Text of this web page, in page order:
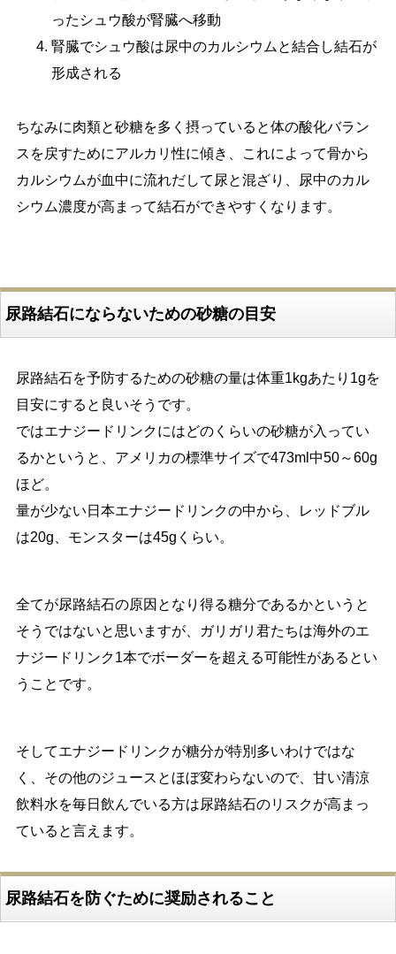
ったシュウ酸が腎臓へ移動
腎臓でシュウ酸は尿中のカルシウムと結合し結石が
形成される
ちなみに肉類と砂糖を多く摂っていると体の酸化バラン
スを戻すためにアルカリ性に傾き、これによって骨から
カルシウムが血中に流れだして尿と混ざり、尿中のカル
シウム濃度が高まって結石ができやすくなります。
尿路結石にならないための砂糖の目安
尿路結石を予防するための砂糖の量は体重1kgあたり1gを
目安にすると良いそうです。
ではエナジードリンクにはどのくらいの砂糖が入ってい
るかというと、アメリカの標準サイズで473ml中50～60g
ほど。
量が少ない日本エナジードリンクの中から、レッドブル
は20g、モンスターは45gくらい。
全てが尿路結石の原因となり得る糖分であるかというと
そうではないと思いますが、ガリガリ君たちは海外のエ
ナジードリンク1本でボーダーを超える可能性があるとい
うことです。
そしてエナジードリンクが糖分が特別多いわけではな
く、その他のジュースとほぼ変わらないので、甘い清涼
飲料水を毎日飲んでいる方は尿路結石のリスクが高まっ
ていると言えます。
尿路結石を防ぐために奨励されること